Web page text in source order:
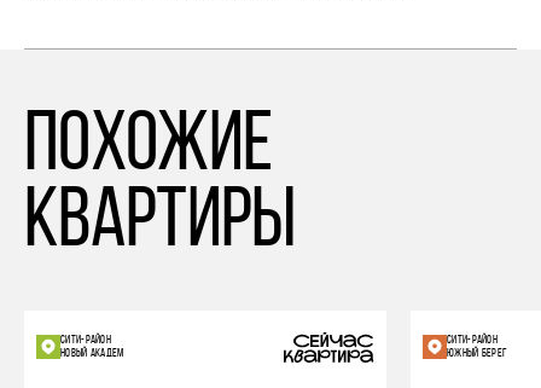
похожие
квартиры
СИТИ-РАЙОН
НОВЫЙ АКАДЕМ
СИТИ-РАЙОН
ЮЖНЫЙ БЕРЕГ